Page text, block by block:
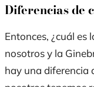
Diferencias de
Entonces, ¿cuál es
nosotros y la
hay una diferencia